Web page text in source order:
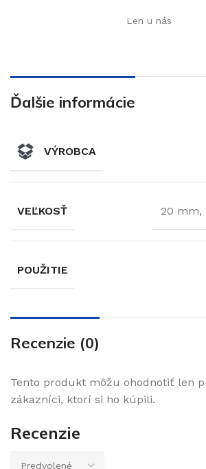
Len u nás
Ďalšie informácie
VÝROBCA
VEĽKOSŤ 20 mm,
POUŽITIE
Recenzie (0)
Recenzie
Tento produkt môžu ohodnotiť len
zákazníci, ktorí si ho kúpili.